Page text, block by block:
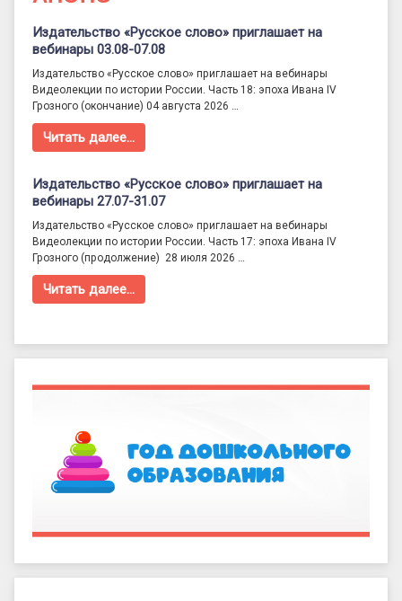
Издательство «Русское слово» приглашает на
вебинары 03.08-07.08
Издательство «Русское слово» приглашает на вебинары
Видеолекции по истории России. Часть 18: эпоха Ивана IV
Грозного (окончание) 04 августа 2026 …
Читать далее…
Издательство «Русское слово» приглашает на
вебинары 27.07-31.07
Издательство «Русское слово» приглашает на вебинары
Видеолекции по истории России. Часть 17: эпоха Ивана IV
Грозного (продолжение) 28 июля 2026 …
Читать далее…